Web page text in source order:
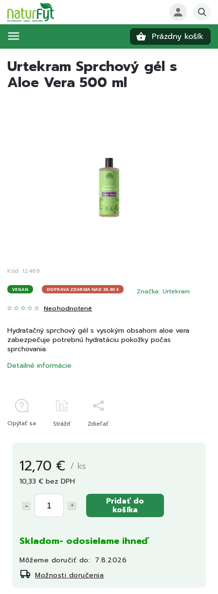
Prázdny košík
Urtekram Sprchový gél s
Aloe Vera 500 ml
Kód: 12469
VEGAN DOPRAVA ZDARMA NAD 39,90 €
Neohodnotené
Značka:Urtekram
12,70 € / ks
10,33 € bez DPH
Pridať do
košíka
Skladom- odosielame ihneď
Môžeme doručiť do: 7.8.2026
Možnosti doručenia
Hydratačný sprchový gél s vysokým obsahom aloe vera
zabezpečuje potrebnú hydratáciu pokožky počas
sprchovania.
Detailné informácie
Opýtať sa Strážiť Zdieľať